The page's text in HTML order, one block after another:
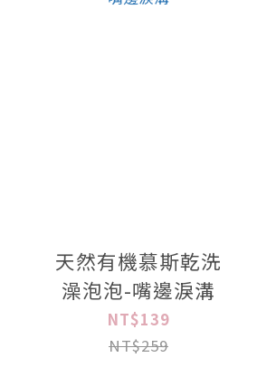
天然有機慕斯乾洗
澡泡泡-嘴邊淚溝
NT$139
NT$259